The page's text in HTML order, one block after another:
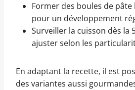
Former des boules de pâte
pour un développement
Surveiller la cuisson dès la
ajuster selon les
En adaptant la recette, il est
des variantes aussi